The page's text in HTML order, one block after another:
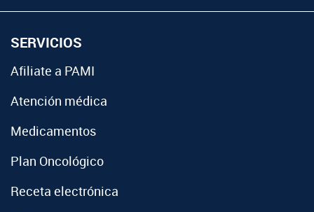
SERVICIOS
Afiliate a PAMI
Atención médica
Medicamentos
Plan Oncológico
Receta electrónica